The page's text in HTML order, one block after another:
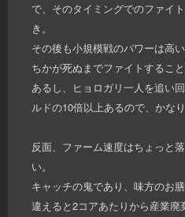
で、そのタイミングでのファイ
き。
その後も小規模戦のパワーは高
ちかが死ぬまでファイトするこ
あるし、ヒョロガリ一人を追い
ルドの10倍以上あるので、かな
反面、ファーム速度はちょっと
い。
キャッチの鬼であり、味方のお
違えると2コアあたりから産業廃